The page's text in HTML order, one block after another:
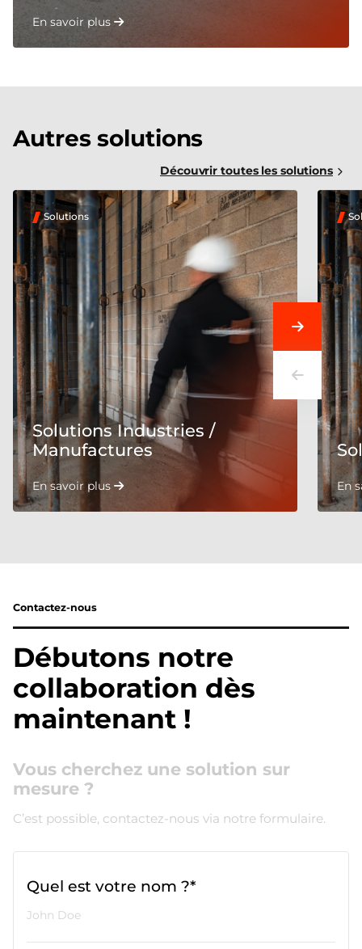
En savoir plus
Autres solutions
Découvrir toutes les solutions
Solutions
Solutions Industries /
Manufactures
En savoir plus En
Contactez-nous
Débutons notre
collaboration dès
maintenant !
Vous cherchez une solution sur
mesure ?
C’est possible, contactez-nous via notre formulaire.
Quel est votre nom ?*